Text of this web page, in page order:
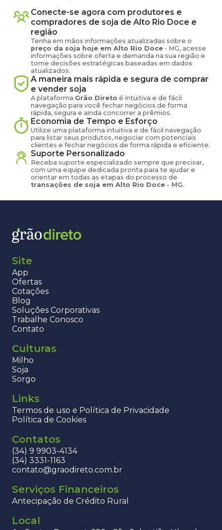
Conecte-se agora com produtores e
compradores de soja de Alto Rio Doce e
região
Tenha em mãos informações atualizadas sobre o
preço da soja hoje em Alto Rio Doce - MG, acesse
informações sobre oferta e demanda na sua região e
tome decisões estratégicas baseadas em dados
atualizados.
A maneira mais rápida e segura de comprar
e vender soja
A plataforma Grão Direto é intuitiva e de fácil
navegação para você fechar negócios de forma
rápida, segura e ainda concorrer a prêmios.
Economia de Tempo e Esforço
Utilize uma plataforma intuitiva e de fácil navegação
para listar seus produtos, negociar com potenciais
clientes e fechar negócios de forma rápida e eficiente.
Suporte Personalizado
Receba suporte especializado sempre que precisar,
com uma equipe dedicada pronta para te ajudar e
orientar em todas as etapas do processo de
transações de soja em Alto Rio Doce - MG.
Site
App
Ofertas
Cotações
Blog
Soluções Corporativas
Trabalhe Conosco
Contato
Culturas
Milho
Soja
Sorgo
Links
Termos de uso e Política de Privacidade
Política de Cookies
Contatos
(34) 9 9903-4134
(34) 3331-1163
contato@graodireto.com.br
Serviços Financeiros
Antecipação de Crédito Rural
Local